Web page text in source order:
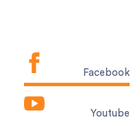
Facebook
Youtube